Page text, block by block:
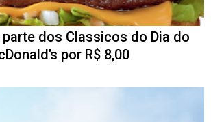
dos Classicos do Dia do
por R$ 8,00